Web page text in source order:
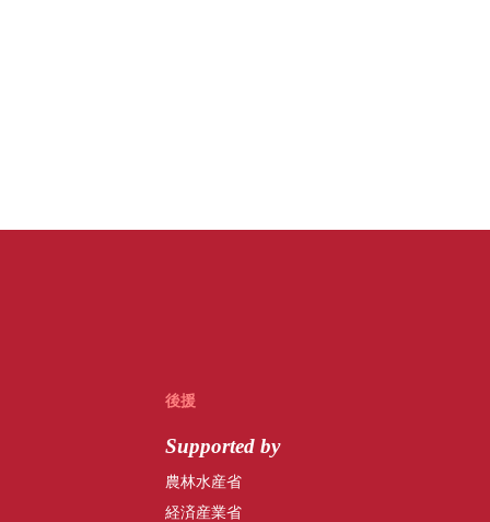
後援
Supported by
農林水産省
経済産業省